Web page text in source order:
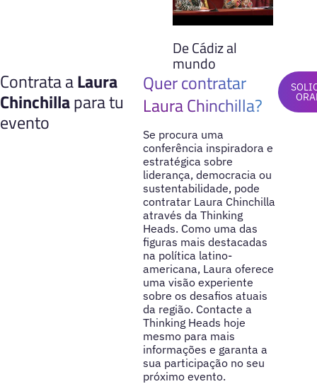
De Cádiz al
mundo
Contrata aLaura
Chinchillapara tu
evento
Quer contratar
Laura Chinchilla?
Se procura uma
conferência inspiradora e
estratégica sobre
liderança, democracia ou
sustentabilidade, pode
contratar Laura Chinchilla
através da Thinking
Heads. Como uma das
figuras mais destacadas
na política latino-
americana, Laura oferece
uma visão experiente
sobre os desafios atuais
da região. Contacte a
Thinking Heads hoje
mesmo para mais
informações e garanta a
sua participação no seu
próximo evento.